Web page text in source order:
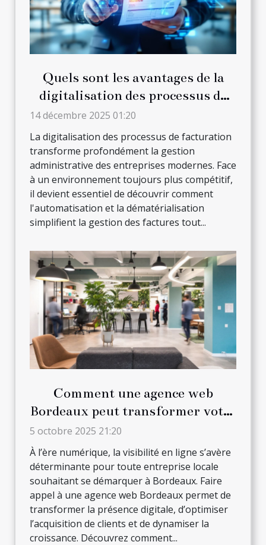
Quels sont les avantages de la
digitalisation des processus de
facturation ?
14 décembre 2025 01:20
La digitalisation des processus de facturation
transforme profondément la gestion
administrative des entreprises modernes. Face
à un environnement toujours plus compétitif,
il devient essentiel de découvrir comment
l'automatisation et la dématérialisation
simplifient la gestion des factures tout...
Comment une agence web
Bordeaux peut transformer votre
entreprise locale
5 octobre 2025 21:20
À l’ère numérique, la visibilité en ligne s’avère
déterminante pour toute entreprise locale
souhaitant se démarquer à Bordeaux. Faire
appel à une agence web Bordeaux permet de
transformer la présence digitale, d’optimiser
l’acquisition de clients et de dynamiser la
croissance. Découvrez comment...